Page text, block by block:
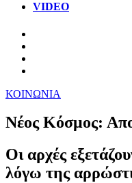
VIDEO
ΚΟΙΝΩΝΙΑ
Νέος Κόσμος:
Οι αρχές
λόγω της